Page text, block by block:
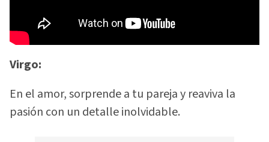
Virgo:
En el amor, sorprende a tu pareja y reaviva la
pasión con un detalle inolvidable.